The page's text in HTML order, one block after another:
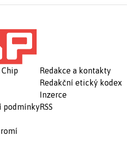
podmínky
Redakce a kontakty
Redakční etický kodex
Inzerce
RSS